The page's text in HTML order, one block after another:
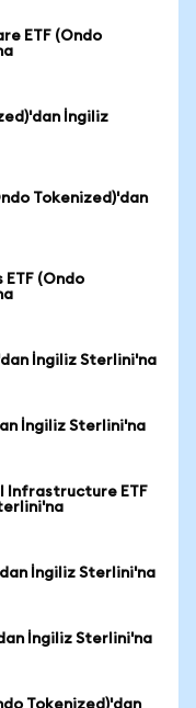
ETF (Ondo
İngiliz
Tokenized)'dan
ETF (Ondo
İngiliz Sterlini'na
İngiliz Sterlini'na
Infrastructure ETF
İngiliz Sterlini'na
İngiliz Sterlini'na
Tokenized)'dan